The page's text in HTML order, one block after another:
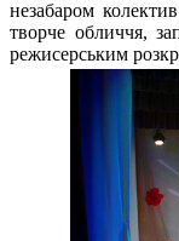
незабаром
творче обличчя,
режисерським